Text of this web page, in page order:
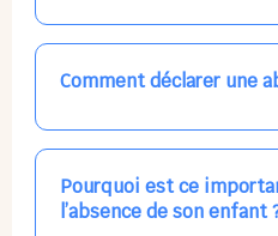
Dans votre profil (bouton
pouvez choisir de recevoir
par email, par SMS, par les
temps, ou bien de ne plus
Comment déclarer une
Signalez une absence à
utilisant le gros bouton
effet
ou
en tapant simplement dans
Pourquoi est ce
l’absence de son enfant